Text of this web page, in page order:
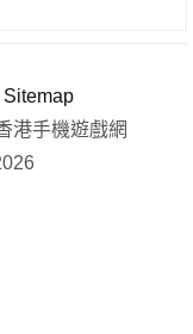
Sitemap
港手機遊戲網